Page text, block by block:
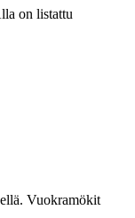
on listattu
Vuokramökit